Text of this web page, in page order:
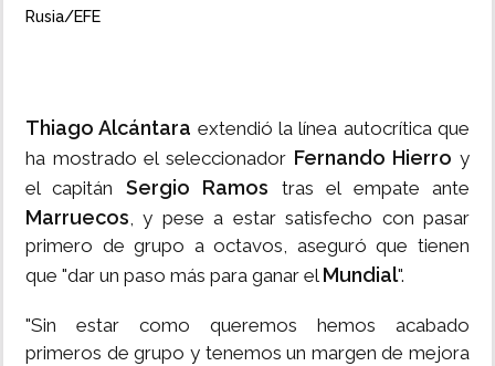
Rusia/EFE
Thiago Alcántara extendió la línea autocrítica que
ha mostrado el seleccionador Fernando Hierro y
el capitán Sergio Ramos tras el empate ante
Marruecos, y pese a estar satisfecho con pasar
primero de grupo a octavos, aseguró que tienen
que "dar un paso más para ganar el Mundial".
"Sin estar como queremos hemos acabado
primeros de grupo y tenemos un margen de mejora